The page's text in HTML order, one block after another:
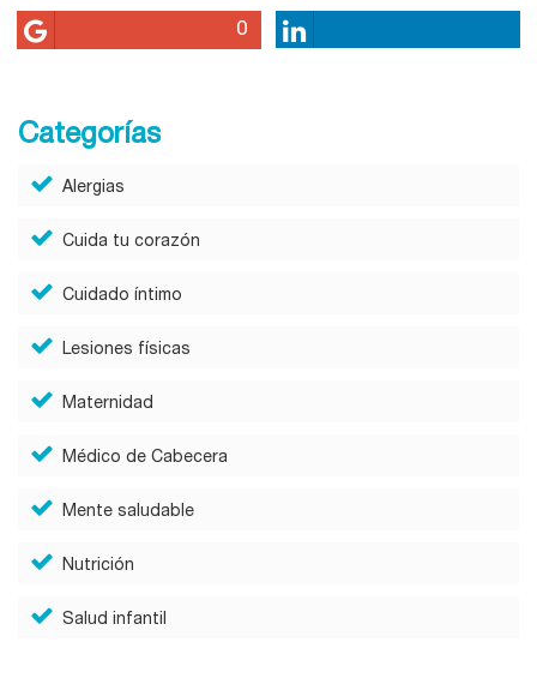
0
Categorías
Alergias
Cuida tu corazón
Cuidado íntimo
Lesiones físicas
Maternidad
Médico de Cabecera
Mente saludable
Nutrición
Salud infantil